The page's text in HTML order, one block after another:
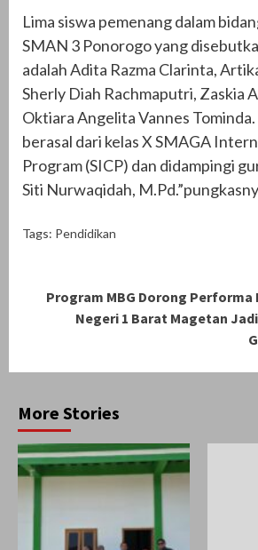
Lima siswa pemenang dalam
SMAN 3 Ponorogo yang
adalah Adita Razma Clarinta,
Sherly Diah Rachmaputri, Zaskia
Oktiara Angelita Vannes
berasal dari kelas X SMAGA
Program (SICP) dan didampingi
Siti Nurwaqidah,
Tags: Pendidikan
Reading
Program MBG Dorong Performa
Negeri 1 Barat Magetan
More Stories